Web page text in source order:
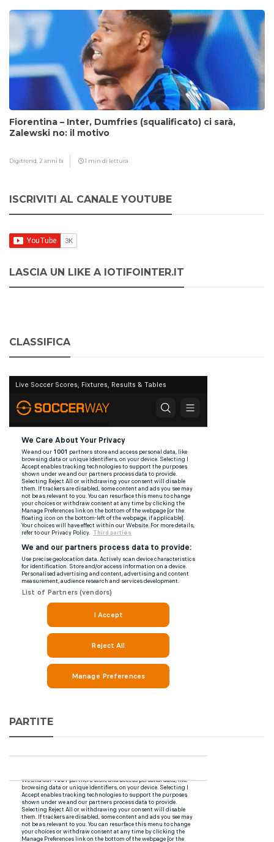
Fiorentina – Inter, Dumfries (squalificato) ci sarà,
Zalewski no: il motivo
Digitrend, 2 anni fa 1 min di lettura
ISCRIVITI AL CANALE YOUTUBE
LASCIA UN LIKE A IOTIFOINTER.IT
CLASSIFICA
PARTITE